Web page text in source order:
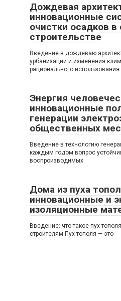
Дождевая
инновационные
очистки осадков
строительстве
Введение в дождеваю
урбанизации и изменения
рационального использования
Энергия
инновационные
генерации
общественных
Введение в технологию
каждым годом вопрос
воспроизводимых
Дома из пуха
инновационные и
изоляционные
Введение: что такое пух
строителям Пух тополя — это